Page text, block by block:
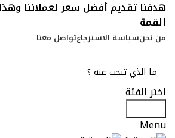
هدفنا تقديم أفضل سعر لعملائنا
القمة
من نحنسياسة الاسترجاعتواصل معنا
اختر الفئة
Menu